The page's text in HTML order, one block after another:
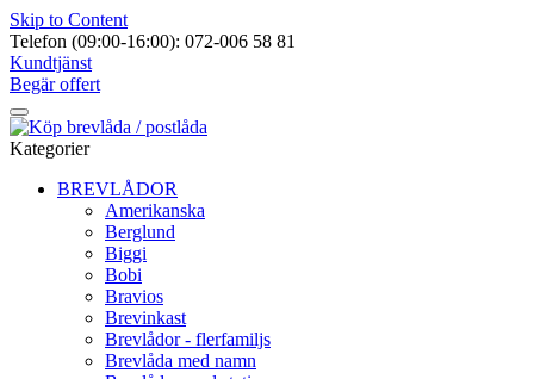
Skip to Content
Telefon (09:00-16:00): 072-006 58 81
Kundtjänst
Begär offert
Kategorier
BREVLÅDOR
Amerikanska
Berglund
Biggi
Bobi
Bravios
Brevinkast
Brevlådor - flerfamiljs
Brevlåda med namn